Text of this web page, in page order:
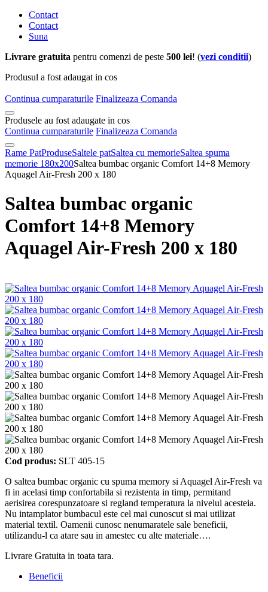
Contact
Contact
Suna
Livrare gratuita pentru comenzi de peste 500 lei! (vezi conditii)
Produsul a fost adaugat in cos
Continua cumparaturile Finalizeaza Comanda
Produsele au fost adaugate in cos
Continua cumparaturile Finalizeaza Comanda
Rame PatProduseSaltele patSaltea cu memorieSaltea spuma
memorie 180x200Saltea bumbac organic Comfort 14+8 Memory
Aquagel Air-Fresh 200 x 180
Saltea bumbac organic
Comfort 14+8 Memory
Aquagel Air-Fresh 200 x 180
Cod produs: SLT 405-15
O saltea bumbac organic cu spuma memory si Aquagel Air-Fresh va
fi in acelasi timp confortabila si rezistenta in timp, permitand
aerisirea corespunzatoare si regland temperatura la nivelul acesteia.
Nu intamplator bumbacul este cel mai cunoscut si mai utilizat
material textil. Oamenii cunosc nenumaratele sale beneficii,
utilizandu-l ca atare sau in amestec cu alte materiale….
Livrare Gratuita in toata tara.
Beneficii